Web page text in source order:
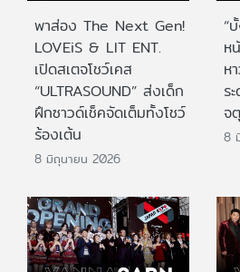
พาส่อง The Next Gen!
LOVEiS & LIT ENT.
เปิดสเตจโชว์เคส
“ULTRASOUND” ส่งเด็ก
ฝึกซาวด์เช็คจัดเต็มทั้งโชว์
ร้องเต้น
8 มิถุนายน 2026
“
ห
ห
ร
จ
8